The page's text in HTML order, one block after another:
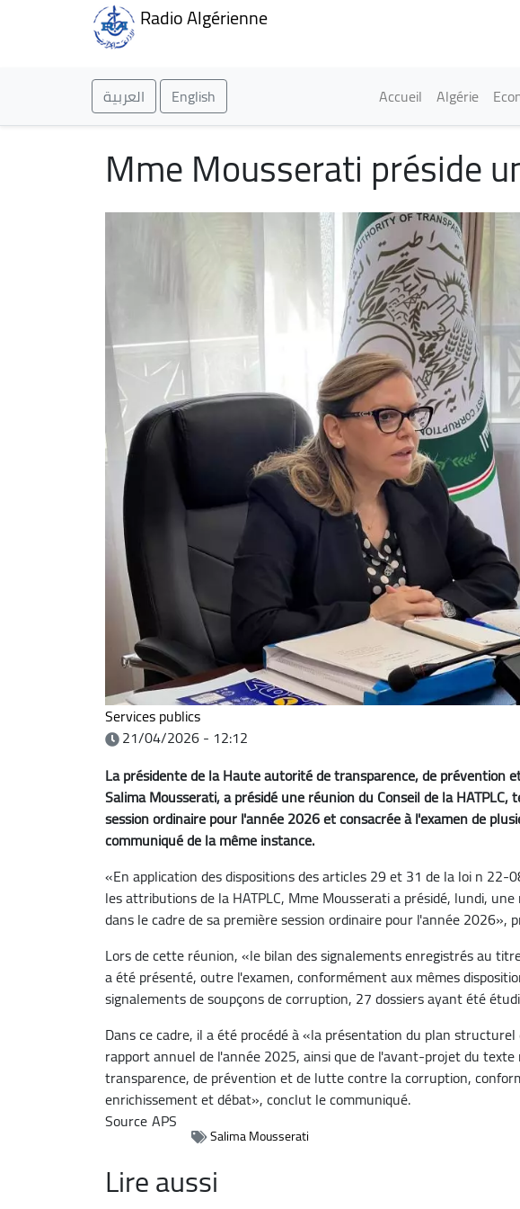
Radio Algérienne
العربية English Main
Accueil Algérie
Mme Mousserati préside
Services publics
21/04/2026 - 12:12
La présidente de la Haute autorité de transparence, de prévention
Salima Mousserati, a présidé une réunion du Conseil de la
session ordinaire pour l'année 2026 et consacrée à l'examen de
communiqué de la même instance.
«En application des dispositions des articles 29 et 31 de la loi n
les attributions de la HATPLC, Mme Mousserati a présidé, lundi,
dans le cadre de sa première session ordinaire pour l'année 2026»,
Lors de cette réunion, «le bilan des signalements enregistrés au
a été présenté, outre l'examen, conformément aux mêmes
signalements de soupçons de corruption, 27 dossiers ayant été
Dans ce cadre, il a été procédé à «la présentation du plan
rapport annuel de l'année 2025, ainsi que de l'avant-projet du
transparence, de prévention et de lutte contre la corruption,
enrichissement et débat», conclut le communiqué.
SourceAPS
Salima Mousserati
Lire aussi